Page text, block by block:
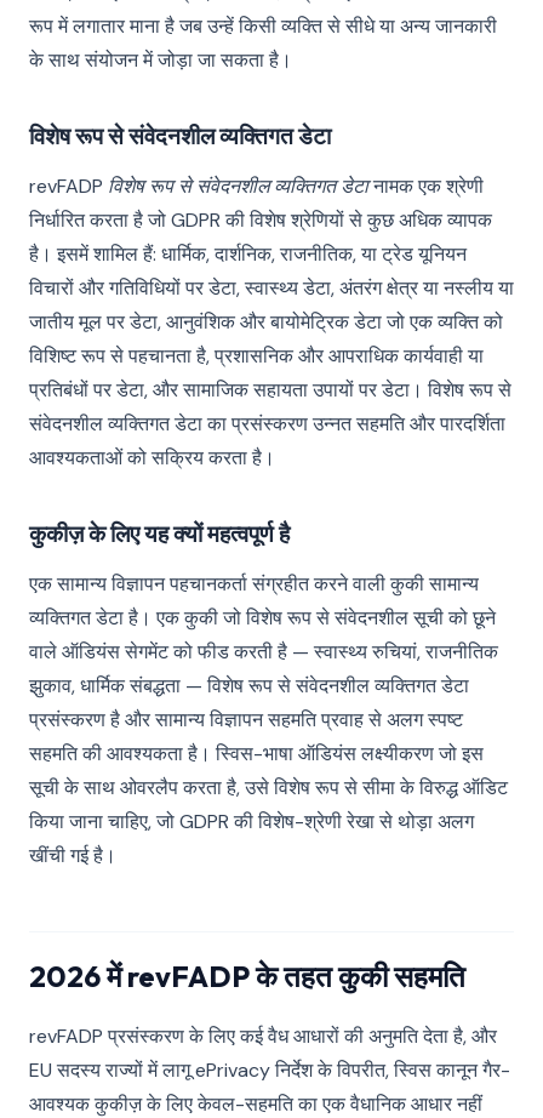
रूप में लगातार माना है जब उन्हें किसी व्यक्ति से सीधे या अन्य जानकारी
के साथ संयोजन में जोड़ा जा सकता है।
विशेष रूप से संवेदनशील व्यक्तिगत डेटा
revFADP विशेष रूप से संवेदनशील व्यक्तिगत डेटानामक एक श्रेणी
निर्धारित करता है जो GDPR की विशेष श्रेणियों से कुछ अधिक व्यापक
है। इसमें शामिल हैं: धार्मिक, दार्शनिक, राजनीतिक, या ट्रेड यूनियन
विचारों और गतिविधियों पर डेटा, स्वास्थ्य डेटा, अंतरंग क्षेत्र या नस्लीय या
जातीय मूल पर डेटा, आनुवंशिक और बायोमेट्रिक डेटा जो एक व्यक्ति को
विशिष्ट रूप से पहचानता है, प्रशासनिक और आपराधिक कार्यवाही या
प्रतिबंधों पर डेटा, और सामाजिक सहायता उपायों पर डेटा। विशेष रूप से
संवेदनशील व्यक्तिगत डेटा का प्रसंस्करण उन्नत सहमति और पारदर्शिता
आवश्यकताओं को सक्रिय करता है।
कुकीज़ के लिए यह क्यों महत्वपूर्ण है
एक सामान्य विज्ञापन पहचानकर्ता संग्रहीत करने वाली कुकी सामान्य
व्यक्तिगत डेटा है। एक कुकी जो विशेष रूप से संवेदनशील सूची को छूने
वाले ऑडियंस सेगमेंट को फीड करती है — स्वास्थ्य रुचियां, राजनीतिक
झुकाव, धार्मिक संबद्धता — विशेष रूप से संवेदनशील व्यक्तिगत डेटा
प्रसंस्करण है और सामान्य विज्ञापन सहमति प्रवाह से अलग स्पष्ट
सहमति की आवश्यकता है। स्विस-भाषा ऑडियंस लक्ष्यीकरण जो इस
सूची के साथ ओवरलैप करता है, उसे विशेष रूप से सीमा के विरुद्ध ऑडिट
किया जाना चाहिए, जो GDPR की विशेष-श्रेणी रेखा से थोड़ा अलग
खींची गई है।
2026 में revFADP के तहत कुकी सहमति
revFADP प्रसंस्करण के लिए कई वैध आधारों की अनुमति देता है, और
EU सदस्य राज्यों में लागू ePrivacy निर्देश के विपरीत, स्विस कानून गैर-
आवश्यक कुकीज़ के लिए केवल-सहमति का एक वैधानिक आधार नहीं